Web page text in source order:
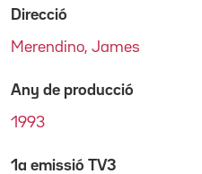
Direcció
Merendino, James
Any de producció
1993
1a emissió TV3